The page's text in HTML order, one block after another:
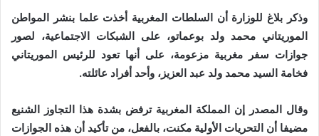
وذكر بلاغ للوزارة أن السلطات المغربية أخذت علما بنشر المواطن
الموريتاني محمد ولد بوعماتو، على الشبكات الاجتماعية، لصور
جوازات سفر مغربية مزعومة، على أنها تعود للرئيس الموريتاني
فخامة السيد محمد ولد عبد العزيز، وأحد أفراد عائلته.
وقال المصدر إن المملكة المغربية ترفض بشدة هذا التجاوز الشنيع
مضيفا أن التحريات الأولية مكنت، بالفعل، من تأكيد أن هذه الجوازات